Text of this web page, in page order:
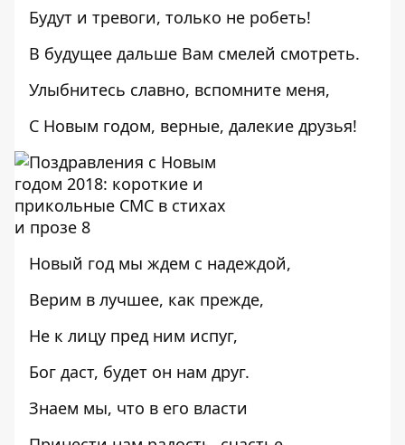
Будут и тревоги, только не робеть!
В будущее дальше Вам смелей смотреть.
Улыбнитесь славно, вспомните меня,
С Новым годом, верные, далекие друзья!
Новый год мы ждем с надеждой,
Верим в лучшее, как прежде,
Не к лицу пред ним испуг,
Бог даст, будет он нам друг.
Знаем мы, что в его власти